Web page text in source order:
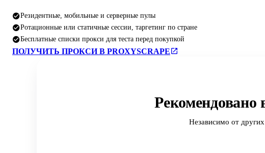
Резидентные, мобильные и серверные пулы
Ротационные или статичные сессии, таргетинг по стране
Бесплатные списки прокси для теста перед покупкой
ПОЛУЧИТЬ ПРОКСИ В PROXYSCRAPE
Рекомендовано
Независимо от